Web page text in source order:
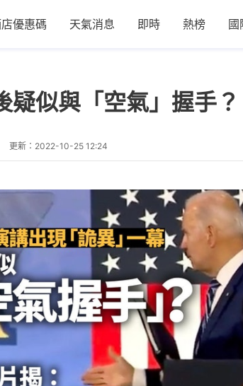
優惠碼 天氣消息 即時 熱榜 國
疑似與「空氣」握手
更新： 2022-10-25 12:24